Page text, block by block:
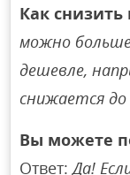
Как снизить
можно
дешевле,
снижается до
Вы можете
Ответ:Да!